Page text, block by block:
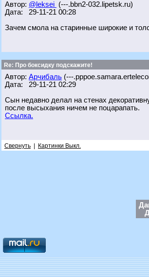
Автор: @leksei (---.bbn2-032.lipetsk.ru)
Дата: 29-11-21 00:28
Зачем смола на старинные широкие и
Re: Про боксидку подскажите!
Автор: Арчибаль (---
Дата: 29-11-21 02:29
Сын недавно делал на стенах
после высыхания ничем не поцарапать.
Ссылка.
Свернуть Картинки Выкл.